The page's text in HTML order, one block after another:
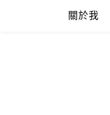
關於我